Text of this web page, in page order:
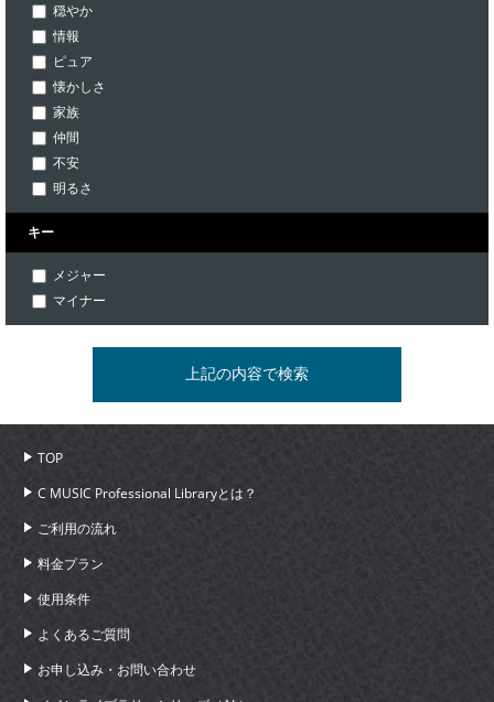
穏やか
情報
ピュア
懐かしさ
家族
仲間
不安
明るさ
キー
メジャー
マイナー
TOP
C MUSIC Professional Libraryとは？
ご利用の流れ
料金プラン
使用条件
よくあるご質問
お申し込み・お問い合わせ